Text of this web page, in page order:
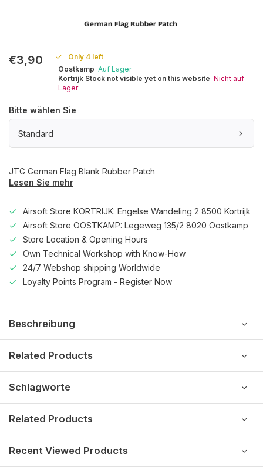
€3,90
Only 4 left
Oostkamp Auf Lager
Kortrijk Stock not visible yet on this website Nicht auf
Lager
Bitte wählen Sie
Standard
JTG German Flag Blank Rubber Patch
Lesen Sie mehr
Airsoft Store KORTRIJK: Engelse Wandeling 2 8500 Kortrijk
Airsoft Store OOSTKAMP: Legeweg 135/2 8020 Oostkamp
Store Location & Opening Hours
Own Technical Workshop with Know-How
24/7 Webshop shipping Worldwide
Loyalty Points Program - Register Now
Beschreibung
Related Products
Schlagworte
Related Products
Recent Viewed Products